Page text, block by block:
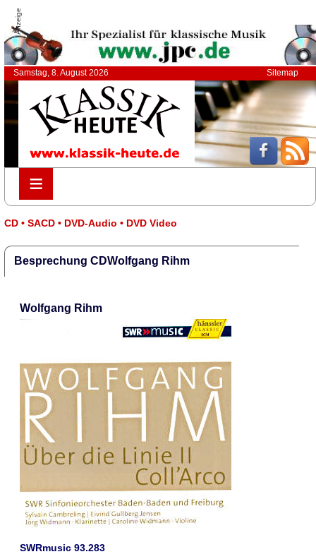
Anzeige
Samstag, 8. August 2026 Sitemap
≡
≡
CD • SACD • DVD-Audio • DVD Video
Besprechung CDWolfgang Rihm
Wolfgang Rihm
SWRmusic 93.283